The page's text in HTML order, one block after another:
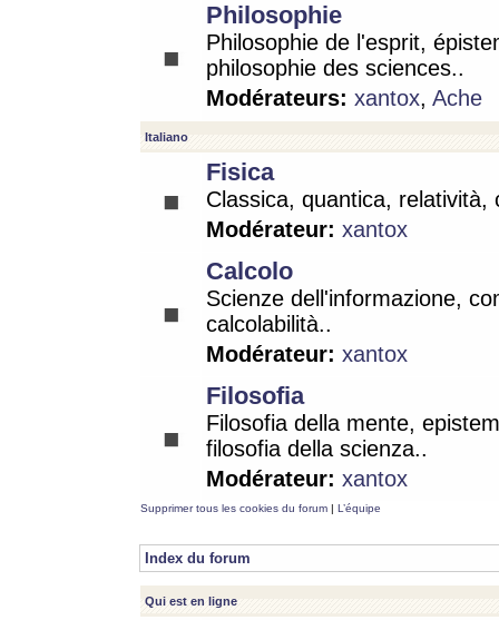
Philosophie
Philosophie de l'esprit,
philosophie des sciences..
Modérateurs: xantox, Ache
Italiano
Fisica
Classica, quantica, relatività,
Modérateur: xantox
Calcolo
Scienze dell'informazione,
calcolabilità..
Modérateur: xantox
Filosofia
Filosofia della mente,
filosofia della scienza..
Modérateur: xantox
Supprimer tous les cookies du forum | L’équipe
Index du forum
Qui est en ligne